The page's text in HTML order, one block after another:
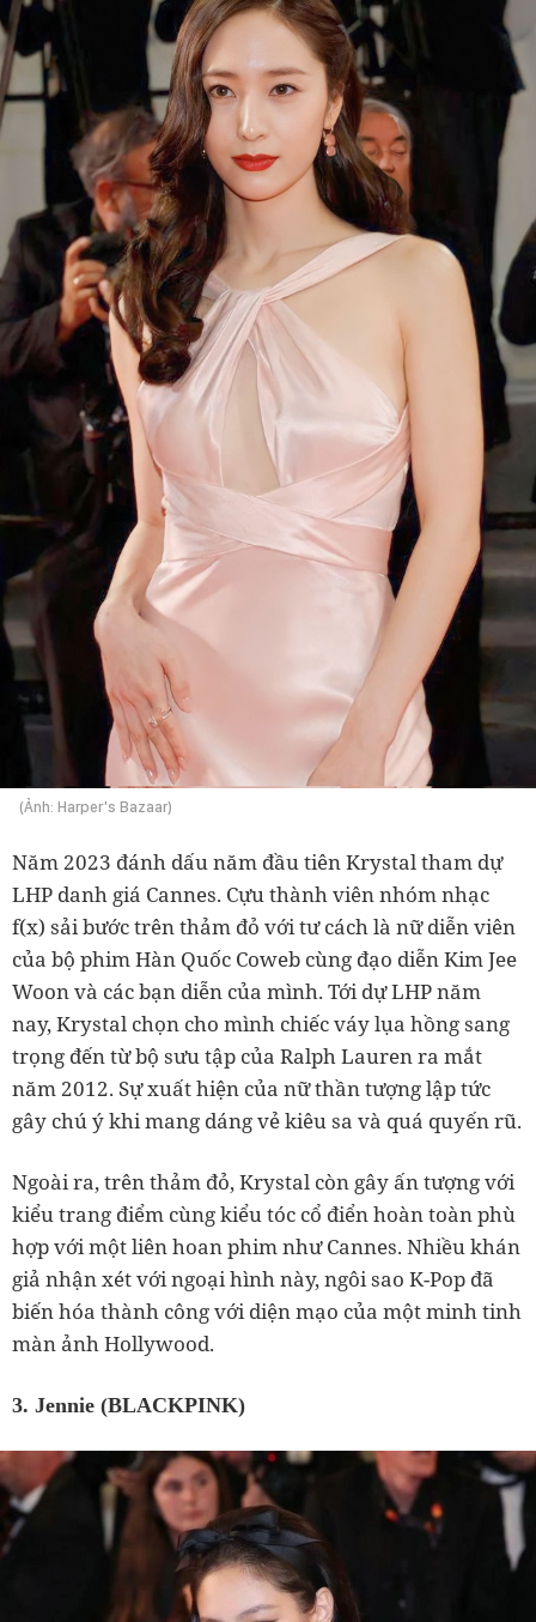
(Ảnh: Harper's Bazaar)
Năm 2023 đánh dấu năm đầu tiên Krystal tham dự
LHP danh giá Cannes. Cựu thành viên nhóm nhạc
f(x) sải bước trên thảm đỏ với tư cách là nữ diễn viên
của bộ phim Hàn Quốc Coweb cùng đạo diễn Kim Jee
Woon và các bạn diễn của mình. Tới dự LHP năm
nay, Krystal chọn cho mình chiếc váy lụa hồng sang
trọng đến từ bộ sưu tập của Ralph Lauren ra mắt
năm 2012. Sự xuất hiện của nữ thần tượng lập tức
gây chú ý khi mang dáng vẻ kiêu sa và quá quyến rũ.
Ngoài ra, trên thảm đỏ, Krystal còn gây ấn tượng với
kiểu trang điểm cùng kiểu tóc cổ điển hoàn toàn phù
hợp với một liên hoan phim như Cannes. Nhiều khán
giả nhận xét với ngoại hình này, ngôi sao K-Pop đã
biến hóa thành công với diện mạo của một minh tinh
màn ảnh Hollywood.
3. Jennie (BLACKPINK)